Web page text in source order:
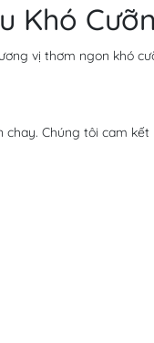
Khó
vị thơm ngon khó
Chúng tôi cam